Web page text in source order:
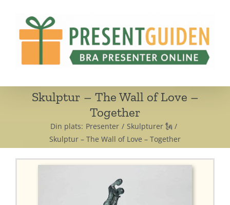
Skulptur – The Wall of Love –
Together
Din plats: Presenter
Skulpturer 🗽
Skulptur – The Wall of Love – Together